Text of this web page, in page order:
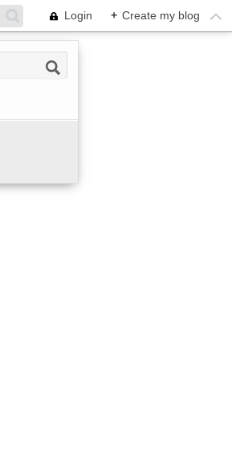
Login + Create my blog